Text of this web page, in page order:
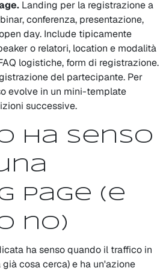
Landing per la registrazione a
conferenza, presentazione,
day. Include tipicamente
o relatori, location e modalità
logistiche, form di registrazione.
del partecipante. Per
evolve in un mini-template
successive.
ha senso
page (e
no)
ha senso quando il traffico in
cosa cerca) e ha un'azione